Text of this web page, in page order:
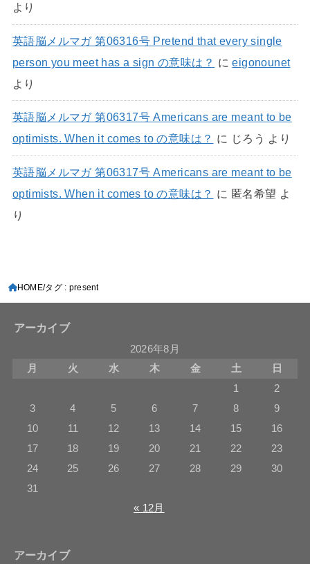
より
英語脳メルマガ 第06316号 Pretend that every single
person you meet has a sign の意味は？ にeigonounet
より
英語脳メルマガ 第06317号 Americans are meant to be
optimists. When it comes to の意味は？ に じろう より
英語脳メルマガ 第06317号 Americans are meant to be
optimists. When it comes to の意味は？ に 匿名希望 よ
り
HOME タグ : present
アーカイブ
2026年8月
月
火 水 木 金 土
日
1
2
3
4 5 6 7 8
9
10
11 12 13 14 15
16
17
18 19 20 21 22
23
24
25 26 27 28 29
30
31
« 12月
アーカイブ